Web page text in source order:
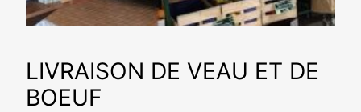
LIVRAISON DE VEAU ET DE
BOEUF